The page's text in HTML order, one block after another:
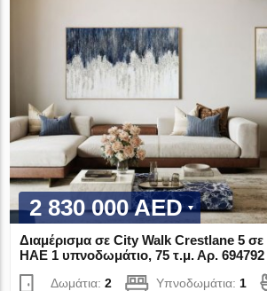
2 830 000 AED
Διαμέρισμα σε City Walk Crestlane 5
ΗΑΕ 1 υπνοδωμάτιο, 75 τ.μ. Αρ. 694792
Δωμάτια:2 Υπνοδωμάτια: 1